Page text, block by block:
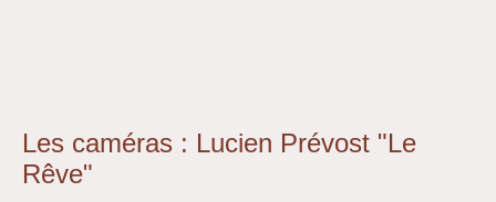
Les caméras : Lucien Prévost "Le
Rêve"